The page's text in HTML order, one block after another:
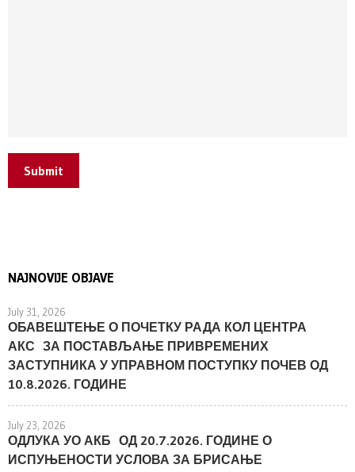
Submit
NAJNOVIJE OBJAVE
July 31, 2026
ОБАВЕШТЕЊЕ О ПОЧЕТКУ РАДА КОЛ ЦЕНТРА
АКС ЗА ПОСТАВЉАЊЕ ПРИВРЕМЕНИХ
ЗАСТУПНИКА У УПРАВНОМ ПОСТУПКУ ПОЧЕВ ОД
10.8.2026. ГОДИНЕ
July 23, 2026
ОДЛУКА УО АКБ ОД 20.7.2026. ГОДИНЕ О
ИСПУЊЕНОСТИ УСЛОВА ЗА БРИСАЊЕ